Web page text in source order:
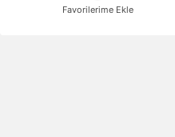
Favorilerime Ekle